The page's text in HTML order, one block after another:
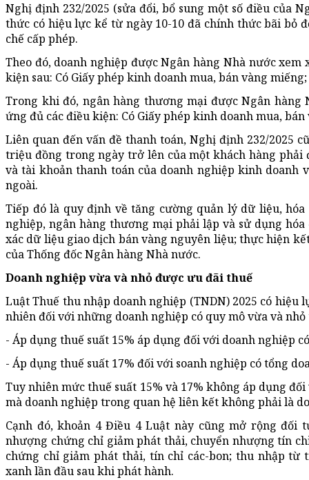
Nghị định 232/2025 (sửa đổi, bổ sung một số điều của
thức có hiệu lực kể từ ngày 10-10 đã chính thức bãi bỏ
chế cấp phép.
Theo đó, doanh nghiệp được Ngân hàng Nhà nước
kiện sau: Có Giấy phép kinh doanh mua, bán vàng
Trong khi đó, ngân hàng thương mại được Ngân hàng
ứng đủ các điều kiện: Có Giấy phép kinh doanh mua,
Liên quan đến vấn đề thanh toán, Nghị định 232/2025
triệu đồng trong ngày trở lên của một khách hàng
và tài khoản thanh toán của doanh nghiệp kinh
ngoài.
Tiếp đó là quy định về tăng cường quản lý dữ liệu,
nghiệp, ngân hàng thương mại phải lập và sử dụng
xác dữ liệu giao dịch bán vàng nguyên liệu; thực hiện
của Thống đốc Ngân hàng Nhà nước.
Doanh nghiệp vừa và nhỏ được ưu đãi thuế
Luật Thuế thu nhập doanh nghiệp (TNDN) 2025 có
nhiên đối với những doanh nghiệp có quy mô vừa và
- Áp dụng thuế suất 15% áp dụng đối với doanh nghiệp
- Áp dụng thuế suất 17% đối với soanh nghiệp có tổng
Tuy nhiên mức thuế suất 15% và 17% không áp dụng
mà doanh nghiệp trong quan hệ liên kết không phải là
Cạnh đó, khoản 4 Điều 4 Luật này cũng mở rộng
nhượng chứng chỉ giảm phát thải, chuyển nhượng tín
chứng chỉ giảm phát thải, tín chỉ các-bon; thu nhập
xanh lần đầu sau khi phát hành.